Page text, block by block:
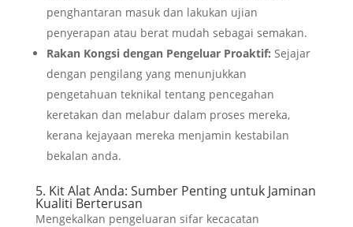
penghantaran masuk dan lakukan ujian
penyerapan atau berat mudah sebagai semakan.
Rakan Kongsi dengan Pengeluar Proaktif: Sejajar
dengan pengilang yang menunjukkan
pengetahuan teknikal tentang pencegahan
keretakan dan melabur dalam proses mereka,
kerana kejayaan mereka menjamin kestabilan
bekalan anda.
5. Kit Alat Anda: Sumber Penting untuk Jaminan
Kualiti Berterusan
Mengekalkan pengeluaran sifar kecacatan